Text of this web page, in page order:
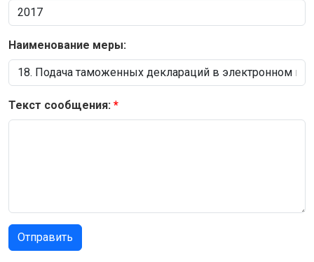
Наименование меры:
Текст сообщения: